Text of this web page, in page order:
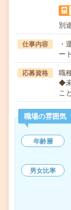
別
仕事内容
・
ー
応募資格
職
◆
こ
職場の雰囲気
年齢層
男女比率